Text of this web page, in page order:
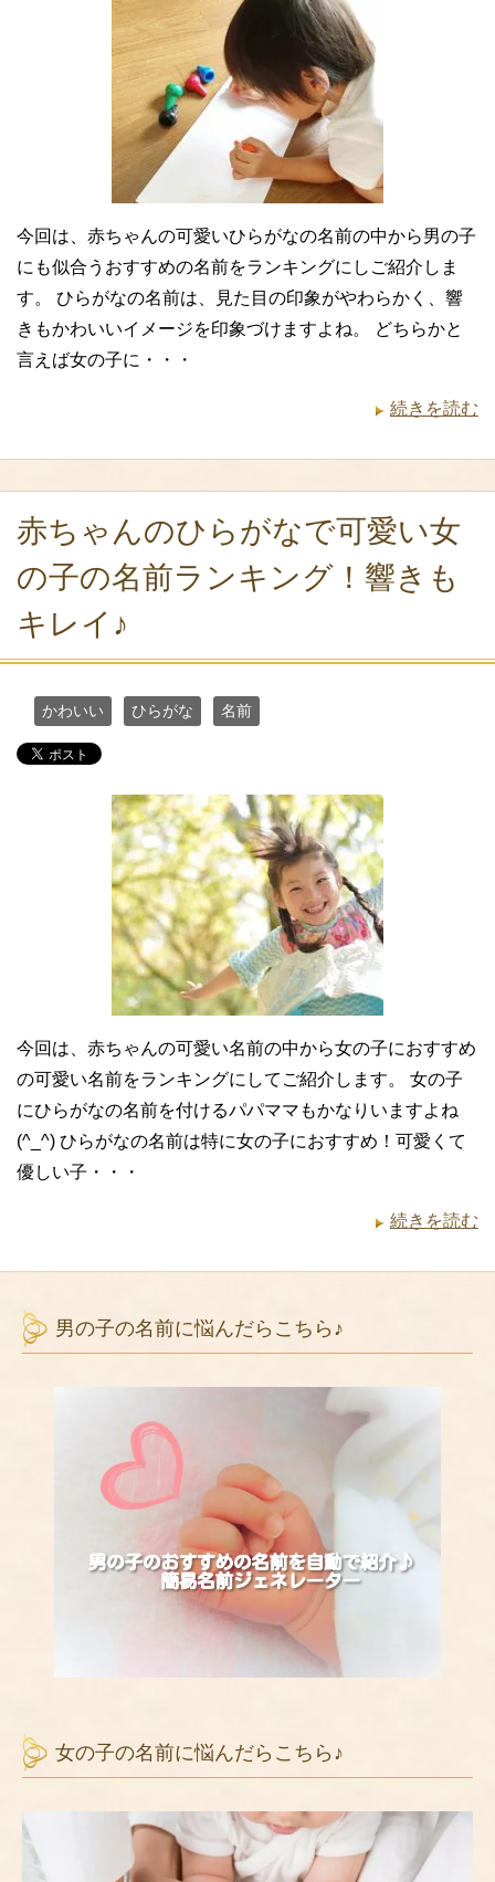
今回は、赤ちゃんの可愛いひらがなの名前の中から男の子
にも似合うおすすめの名前をランキングにしご紹介しま
す。 ひらがなの名前は、見た目の印象がやわらかく、響
きもかわいいイメージを印象づけますよね。 どちらかと
言えば女の子に・・・
続きを読む
赤ちゃんのひらがなで可愛い女
の子の名前ランキング！響きも
キレイ♪
かわいい ひらがな 名前
今回は、赤ちゃんの可愛い名前の中から女の子におすすめ
の可愛い名前をランキングにしてご紹介します。 女の子
にひらがなの名前を付けるパパママもかなりいますよね
(^_^) ひらがなの名前は特に女の子におすすめ！可愛くて
優しい子・・・
続きを読む
男の子の名前に悩んだらこちら♪
女の子の名前に悩んだらこちら♪